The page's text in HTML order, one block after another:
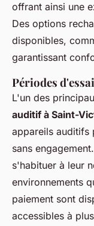
offrant ainsi une
Des options
disponibles,
garantissant
Périodes
L'un des
auditif à Saint-
appareils auditifs
sans
s'habituer à leur
environnements
paiement sont
accessibles à